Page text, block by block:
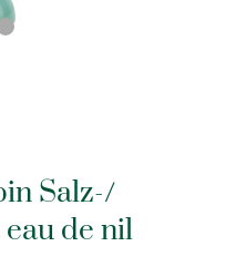
Salz-/
de nil